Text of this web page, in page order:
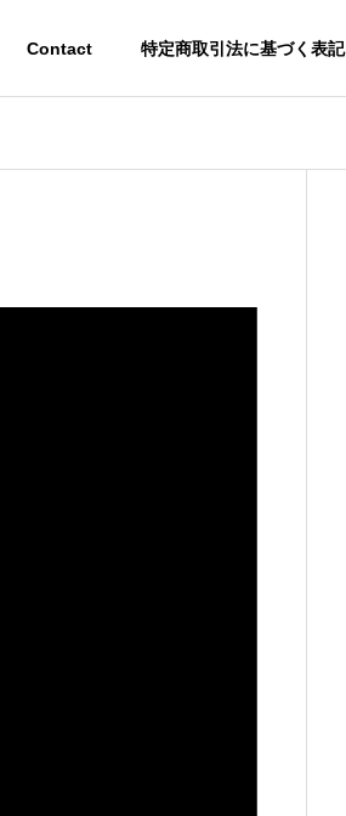
Contact 特定商取引法に基づく表記